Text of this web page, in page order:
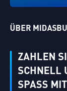
ÜBER
ZAHLEN
SCHNELL
SPASS MIT M